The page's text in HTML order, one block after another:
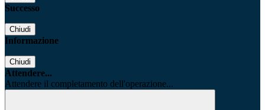
Successo
Chiudi
Informazione
Chiudi
Attendere...
Attendere il completamento dell'operazione...